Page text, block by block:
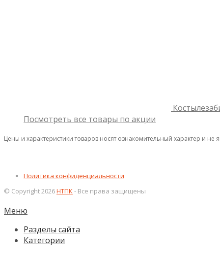
Посмотреть все товары по акции
Цены и характеристики товаров носят ознакомительный характер и не
Политика конфиденциальности
© Copyright 2026НТПК- Все права защищены
Меню
Разделы сайта
Категории